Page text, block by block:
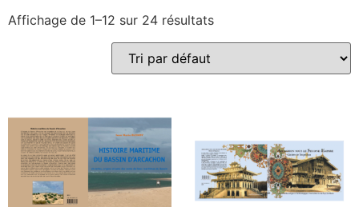
Affichage de 1–12 sur 24 résultats